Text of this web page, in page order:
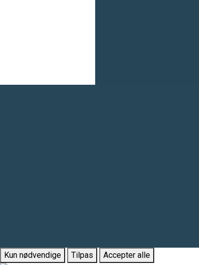
Kun nødvendige Tilpas Accepter alle